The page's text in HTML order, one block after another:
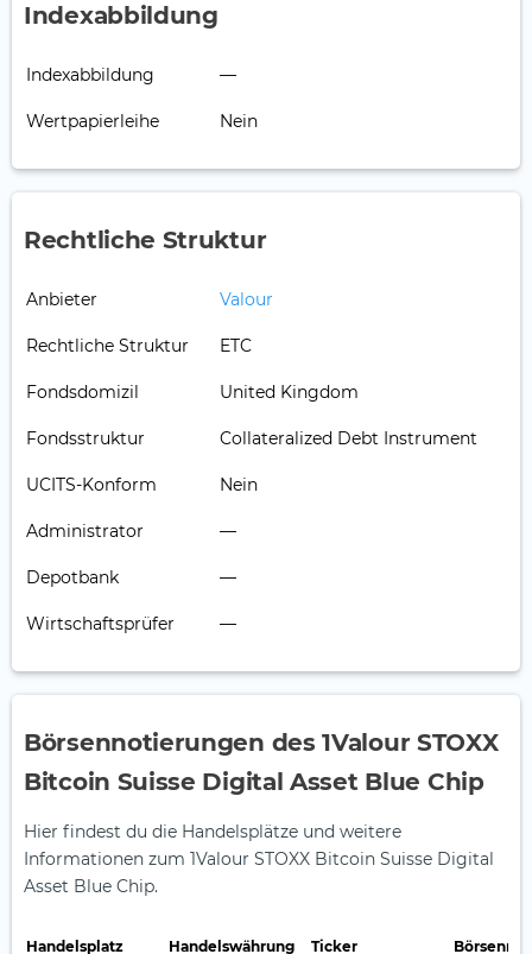
Indexabbildung
Indexabbildung —
Wertpapierleihe Nein
Rechtliche Struktur
Anbieter Valour
Rechtliche Struktur ETC
Fondsdomizil United Kingdom
Fondsstruktur Collateralized Debt Instrument
UCITS-Konform Nein
Administrator —
Depotbank —
Wirtschaftsprüfer —
Börsennotierungen des 1Valour STOXX
Bitcoin Suisse Digital Asset Blue Chip
Hier findest du die Handelsplätze und weitere
Informationen zum 1Valour STOXX Bitcoin Suisse Digital
Asset Blue Chip.
Handelsplatz Handelswährung Ticker